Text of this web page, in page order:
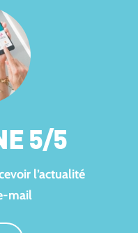
5/5
l’actualité
mail